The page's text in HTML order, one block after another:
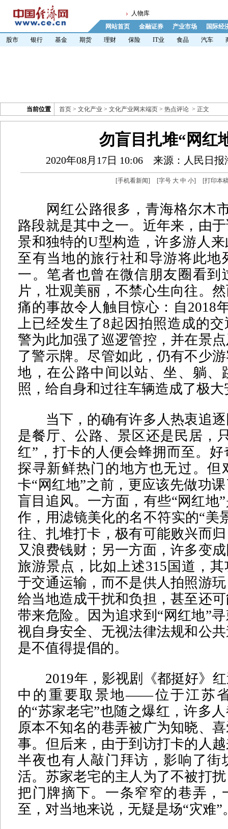
人物库
网站首页
金融证券 产业市场
国际经
股市
银行 基金 期货 理财 保险 IT业 食品 汽车
当前位置 首页 > 文化产业 > 文化产业网末端页 > 热点评论 > 正文
勿盲目扎堆“网红
2020年08月17日 10:06 来源：人民日报
[手机看新闻] [字号 大 中 小] [打印本
网红公路很多，青海格尔木市
路段就是其中之一。近年来，由
景和独特的U型构造，许多游人
至有当地的旅行社和导游将此地
一。笔者也曾在微信朋友圈看到
片，壮观美丽，不禁心生向往。
痛的事故令人触目惊心：自2018
上已经发生了8起因拍照造成的
警为此加强了巡逻管控，并在景
了警示牌。尽管如此，仍有不少
地，在公路中间以站、坐、躺、
照，给自身和过往车辆造成了极
当下，的确有许多人热衷追逐
是餐厅、公路、景区还是民居，
红”，打卡的人便会蜂拥而至。
探寻新鲜热门的地方也无过。但
卡“网红地”之前，更应该先做功
盲目追风。一方面，有些“网红地
作，用滤镜美化的名不符实的“美
往、扎堆打卡，极有可能败兴而
又浪费钱财；另一方面，许多变
旅游景点，比如上述315国道，
于交通运输，而不是供人拍照游
给当地造成干扰和负担，甚至还
带来危险。因为追求到“网红地”
视自身安全、无视法律法规和公
是不值得提倡的。
2019年，影视剧《都挺好》红
中的重要取景地——位于江苏
的“苏家老宅”也随之爆红，许多
原本不知名的巷弄被广为知晓、
事。但后来，由于到访打卡的人
半夜也有人敲门拜访，影响了街
活。苏家老宅的主人为了不被打
把门牌摘下。一条窄窄的巷弄，
至，对当地来说，无疑是场“灾难”